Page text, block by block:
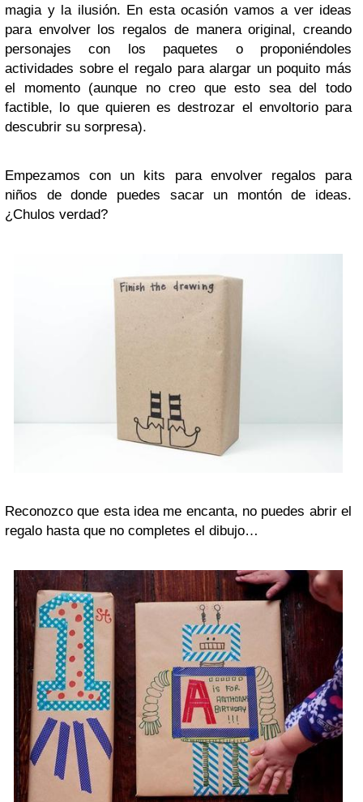
magia y la ilusión. En esta ocasión vamos a ver ideas
para envolver los regalos de manera original, creando
personajes con los paquetes o proponiéndoles
actividades sobre el regalo para alargar un poquito más
el momento (aunque no creo que esto sea del todo
factible, lo que quieren es destrozar el envoltorio para
descubrir su sorpresa).
Empezamos con un kits para envolver regalos para
niños de donde puedes sacar un montón de ideas.
¿Chulos verdad?
Reconozco que esta idea me encanta, no puedes abrir el
regalo hasta que no completes el dibujo…